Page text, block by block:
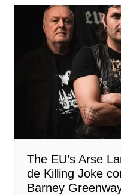
The EU’s Arse
de Killing Joke
Barney